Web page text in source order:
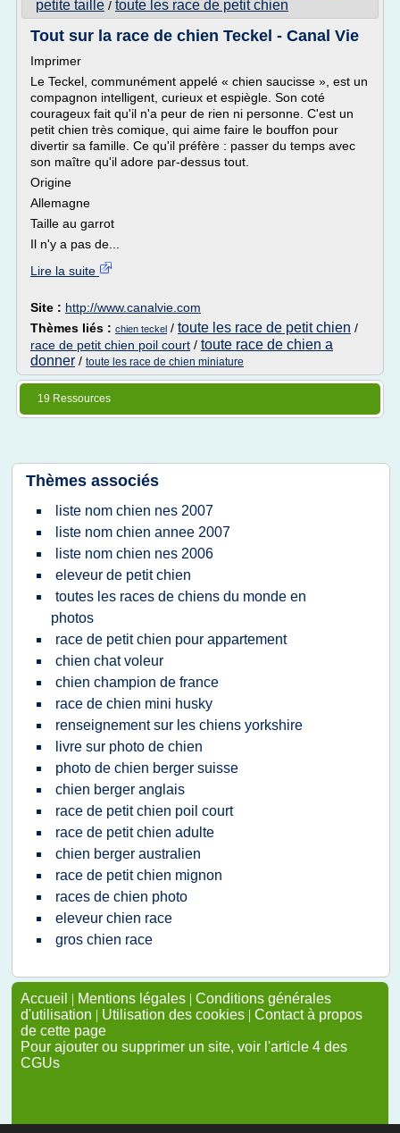
petite taille / toute les race de petit chien
Tout sur la race de chien Teckel - Canal Vie
Imprimer
Le Teckel, communément appelé « chien saucisse », est un
compagnon intelligent, curieux et espiègle. Son coté
courageux fait qu'il n'a peur de rien ni personne. C'est un
petit chien très comique, qui aime faire le bouffon pour
divertir sa famille. Ce qu'il préfère : passer du temps avec
son maître qu'il adore par-dessus tout.
Origine
Allemagne
Taille au garrot
Il n'y a pas de...
Lire la suite
Site : http://www.canalvie.com
Thèmes liés : chien teckel / toute les race de petit chien /
race de petit chien poil court / toute race de chien a
donner / toute les race de chien miniature
19 Ressources
Thèmes associés
liste nom chien nes 2007
liste nom chien annee 2007
liste nom chien nes 2006
eleveur de petit chien
toutes les races de chiens du monde en
photos
race de petit chien pour appartement
chien chat voleur
chien champion de france
race de chien mini husky
renseignement sur les chiens yorkshire
livre sur photo de chien
photo de chien berger suisse
chien berger anglais
race de petit chien poil court
race de petit chien adulte
chien berger australien
race de petit chien mignon
races de chien photo
eleveur chien race
gros chien race
Accueil | Mentions légales | Conditions générales
d'utilisation | Utilisation des cookies | Contact à propos
de cette page
Pour ajouter ou supprimer un site, voir l'article 4 des
CGUs